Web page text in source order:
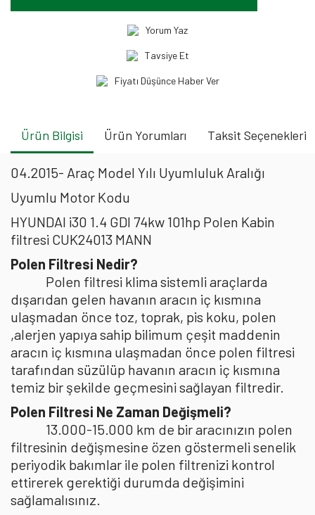
Yorum Yaz
Tavsiye Et
Fiyatı Düşünce Haber Ver
Ürün Bilgisi Ürün Yorumları Taksit Seçenekleri
04.2015- Araç Model Yılı Uyumluluk Aralığı
Uyumlu Motor Kodu
HYUNDAI i30 1.4 GDI 74kw 101hp Polen Kabin
filtresi CUK24013 MANN
Polen Filtresi Nedir?
Polen filtresi klima sistemli araçlarda
dışarıdan gelen havanın aracın iç kısmına
ulaşmadan önce toz, toprak, pis koku, polen
,alerjen yapıya sahip bilimum çeşit maddenin
aracın iç kısmına ulaşmadan önce polen filtresi
tarafından süzülüp havanın aracın iç kısmına
temiz bir şekilde geçmesini sağlayan filtredir.
Polen Filtresi Ne Zaman Değişmeli?
13.000-15.000 km de bir aracınızın polen
filtresinin değişmesine özen göstermeli senelik
periyodik bakımlar ile polen filtrenizi kontrol
ettirerek gerektiği durumda değişimini
sağlamalısınız.